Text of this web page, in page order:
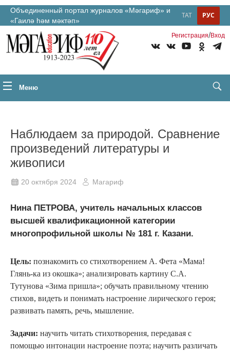
Объединенный портал журналов «Мәгариф» и
«Гаилә һәм мәктәп»
РУС
ТАТ
Регистрация/Вход
Меню
Наблюдаем за природой. Сравнение
произведений литературы и
живописи
20 октября 2024 Магариф
Нина ПЕТРОВА, учитель начальных классов
высшей квалификационной категории
многопрофильной школы № 181 г. Казани.
Цель: познакомить со стихотворением А. Фета «Мама!
Глянь-ка из окошка»; анализировать картину С.А.
Тутунова «Зима пришла»; обучать правильному чтению
стихов, видеть и понимать настроение лирического героя;
развивать память, речь, мышление.
Задачи: научить читать стихотворения, передавая с
помощью интонации настроение поэта; научить различать